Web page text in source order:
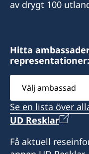
av drygt 100
Hitta
representationer:
Välj
ambassad
Se en lista över
UD Resklar
Få aktuell